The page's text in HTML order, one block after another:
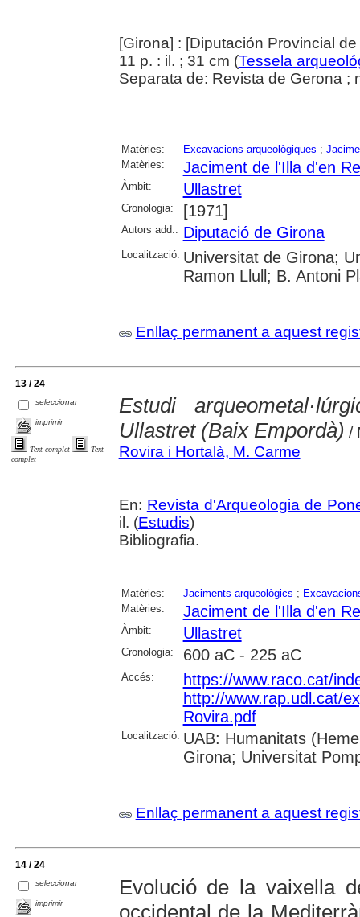
[Girona] : [Diputación Provincial
11 p. : il. ; 31 cm (Tessela
Separata de: Revista de Gerona ;
Matèries: Excavacions arqueològiques ;
Matèries:
Jaciment de l'Illa d'en
Àmbit: Ullastret
Cronologia: [1971]
Autors add.: Diputació de Girona
Localització: Universitat de Girona;
Ramon Llull; B. Antoni
Enllaç permanent a aquest
13 / 24
seleccionar
imprimir
Text complet
Text
complet
Estudi
Ullastret (Baix Empordà) /
Rovira i Hortalà, M. Carme
En: Revista d'Arqueologia de
il. (Estudis)
Bibliografia.
Matèries: Jaciments arqueològics ;
Matèries:
Jaciment de l'Illa d'en
Àmbit: Ullastret
Cronologia: 600 aC - 225 aC
Accés:
https://www.raco.cat/
http://www.rap.udl.cat/
Rovira.pdf
Localització: UAB: Humanitats
Girona; Universitat
Enllaç permanent a aquest
14 / 24
seleccionar
imprimir
Evolució de la vaixella
occidental de la